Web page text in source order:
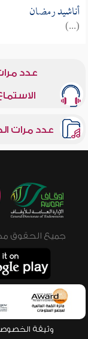
أناشيد رمضان
(...)
عدد
عدد مرات
جميع الحقوق محفوظة © 2026 -
وثيقة